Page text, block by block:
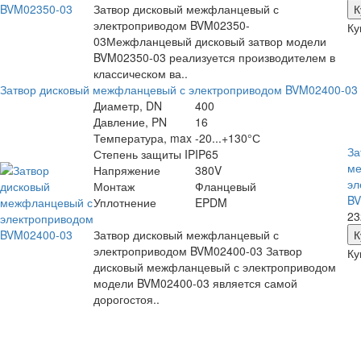
Затвор дисковый межфланцевый с
электроприводом BVM02350-
03Межфланцевый дисковый затвор модели
BVM02350-03 реализуется производителем в
классическом ва..
Затвор дисковый межфланцевый с электроприводом BVM02400-03
Диаметр, DN
400
Давление, PN
16
Температура, max -20...+130°С
Степень защиты IPIP65
Напряжение
380V
Монтаж
Фланцевый
Уплотнение
EPDM
Затвор дисковый межфланцевый с
электроприводом BVM02400-03 Затвор
дисковый межфланцевый с электроприводом
модели BVM02400-03 является самой
дорогостоя..